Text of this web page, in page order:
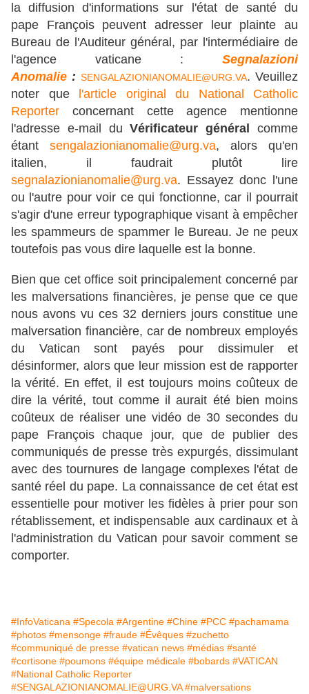
la diffusion d'informations sur l'état de santé du
pape François peuvent adresser leur plainte au
Bureau de l'Auditeur général, par l'intermédiaire de
l'agence vaticane : Segnalazioni
Anomalie : SENGALAZIONIANOMALIE@URG.VA. Veuillez
noter que
l'article original du National Catholic
Reporter concernant cette agence mentionne
l'adresse e-mail duVérificateur général
comme
étant sengalazionianomalie@urg.va, alors qu'en
italien, il faudrait plutôt lire
segnalazionianomalie@urg.va. Essayez donc l'une
ou l'autre pour voir ce qui fonctionne, car il pourrait
s'agir d'une erreur typographique visant à empêcher
les spammeurs de spammer le Bureau. Je ne peux
toutefois pas vous dire laquelle est la bonne.
Bien que cet office soit principalement concerné par
les malversations financières, je pense que ce que
nous avons vu ces 32 derniers jours constitue une
malversation financière, car de nombreux employés
du Vatican sont payés pour dissimuler et
désinformer, alors que leur mission est de rapporter
la vérité. En effet, il est toujours moins coûteux de
dire la vérité, tout comme il aurait été bien moins
coûteux de réaliser une vidéo de 30 secondes du
pape François chaque jour, que de publier des
communiqués de presse très expurgés, dissimulant
avec des tournures de langage complexes l'état de
santé réel du pape. La connaissance de cet état est
essentielle pour motiver les fidèles à prier pour son
rétablissement, et indispensable aux cardinaux et à
l'administration du Vatican pour savoir comment se
comporter.
#InfoVaticana #Specola #Argentine #Chine #PCC #pachamama
#photos #mensonge #fraude #Évêques #zuchetto
#communiqué de presse #vatican news #médias #santé
#cortisone #poumons #équipe médicale #bobards #VATICAN
#National Catholic Reporter
#SENGALAZIONIANOMALIE@URG.VA #malversations